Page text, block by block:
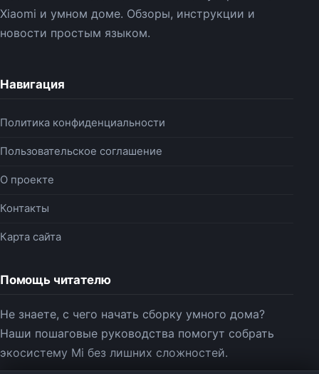
Xiaomi и умном доме. Обзоры, инструкции и
новости простым языком.
Навигация
Политика конфиденциальности
Пользовательское соглашение
О проекте
Контакты
Карта сайта
Помощь читателю
Не знаете, с чего начать сборку умного дома?
Наши пошаговые руководства помогут собрать
экосистему Mi без лишних сложностей.